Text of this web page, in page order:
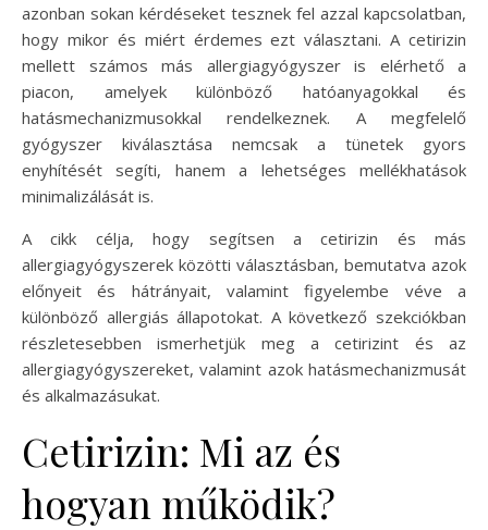
azonban sokan kérdéseket tesznek fel azzal kapcsolatban,
hogy mikor és miért érdemes ezt választani. A cetirizin
mellett számos más allergiagyógyszer is elérhető a
piacon, amelyek különböző hatóanyagokkal és
hatásmechanizmusokkal rendelkeznek. A megfelelő
gyógyszer kiválasztása nemcsak a tünetek gyors
enyhítését segíti, hanem a lehetséges mellékhatások
minimalizálását is.
A cikk célja, hogy segítsen a cetirizin és más
allergiagyógyszerek közötti választásban, bemutatva azok
előnyeit és hátrányait, valamint figyelembe véve a
különböző allergiás állapotokat. A következő szekciókban
részletesebben ismerhetjük meg a cetirizint és az
allergiagyógyszereket, valamint azok hatásmechanizmusát
és alkalmazásukat.
Cetirizin: Mi az és
hogyan működik?